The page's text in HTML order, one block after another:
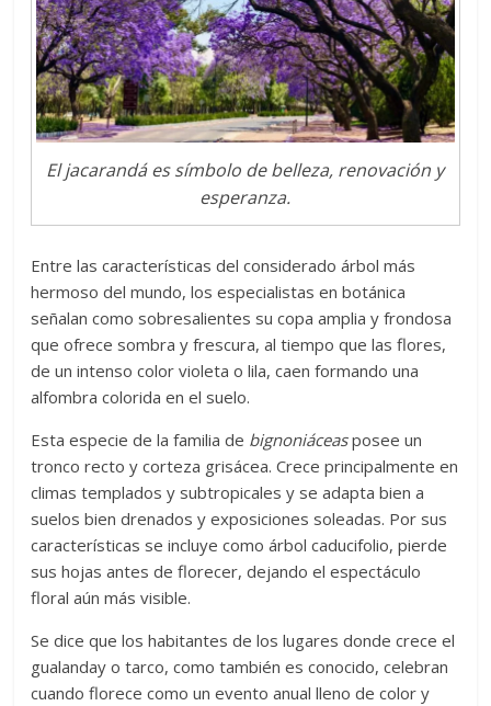
El jacarandá es símbolo de belleza, renovación y
esperanza.
Entre las características del considerado árbol más
hermoso del mundo, los especialistas en botánica
señalan como sobresalientes su copa amplia y frondosa
que ofrece sombra y frescura, al tiempo que las flores,
de un intenso color violeta o lila, caen formando una
alfombra colorida en el suelo.
Esta especie de la familia de bignoniáceasposee un
tronco recto y corteza grisácea. Crece principalmente en
climas templados y subtropicales y se adapta bien a
suelos bien drenados y exposiciones soleadas. Por sus
características se incluye como árbol caducifolio, pierde
sus hojas antes de florecer, dejando el espectáculo
floral aún más visible.
Se dice que los habitantes de los lugares donde crece el
gualanday o tarco, como también es conocido, celebran
cuando florece como un evento anual lleno de color y